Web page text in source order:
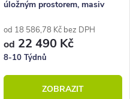
úložným prostorem, masiv
od 18 586,78 Kč bez DPH
od 22 490 Kč
8-10 Týdnů
ZOBRAZIT